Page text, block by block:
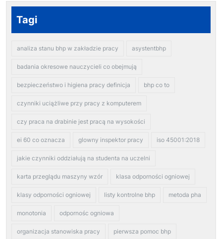
Tagi
analiza stanu bhp w zakładzie pracy asystentbhp
badania okresowe nauczycieli co obejmują
bezpieczeństwo i higiena pracy definicja bhp co to
czynniki uciążliwe przy pracy z komputerem
czy praca na drabinie jest pracą na wysokości
ei 60 co oznacza glowny inspektor pracy iso 45001:2018
jakie czynniki oddziałują na studenta na uczelni
karta przeglądu maszyny wzór klasa odporności ogniowej
klasy odporności ogniowej listy kontrolne bhp metoda pha
monotonia odpornośc ogniowa
organizacja stanowiska pracy pierwsza pomoc bhp